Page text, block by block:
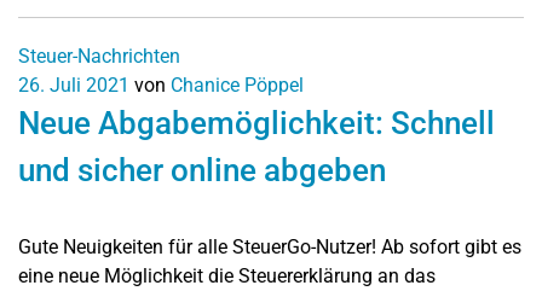
Steuer-Nachrichten
26. Juli 2021 von Chanice Pöppel
Neue Abgabemöglichkeit: Schnell
und sicher online abgeben
Gute Neuigkeiten für alle SteuerGo-Nutzer! Ab sofort gibt es
eine neue Möglichkeit die Steuererklärung an das